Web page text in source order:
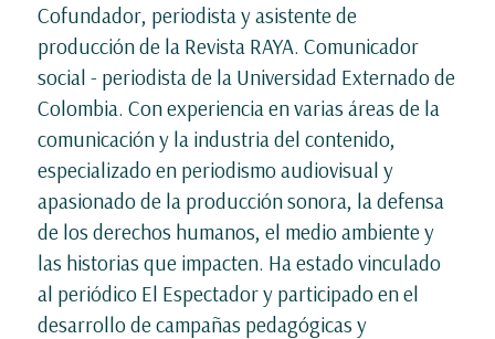
Cofundador, periodista y asistente de
producción de la Revista RAYA. Comunicador
social - periodista de la Universidad Externado de
Colombia. Con experiencia en varias áreas de la
comunicación y la industria del contenido,
especializado en periodismo audiovisual y
apasionado de la producción sonora, la defensa
de los derechos humanos, el medio ambiente y
las historias que impacten. Ha estado vinculado
al periódico El Espectador y participado en el
desarrollo de campañas pedagógicas y